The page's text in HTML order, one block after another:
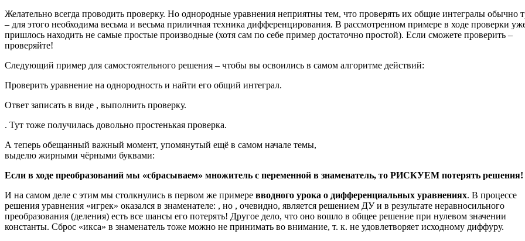
Желательно всегда проводить проверку. Но однородные уравнения неприятны тем, что проверять их общие интегралы обычно
– для этого необходима весьма и весьма приличная техника дифференцирования. В рассмотренном примере в ходе проверки
пришлось находить не самые простые производные (хотя сам по себе пример достаточно простой). Если сможете проверить –
проверяйте!
Следующий пример для самостоятельного решения – чтобы вы освоились в самом алгоритме действий:
Проверить уравнение на однородность и найти его общий интеграл.
Ответ записать в виде , выполнить проверку.
. Тут тоже получилась довольно простенькая проверка.
А теперь обещанный важный момент, упомянутый ещё в самом начале темы,
выделю жирными чёрными буквами:
Если в ходе преобразований мы «сбрасываем» множитель с переменной в знаменатель, то РИСКУЕМ потерять решения!
И на самом деле с этим мы столкнулись в первом же примере вводного урока о дифференциальных уравнениях. В процессе
решения уравнения «игрек» оказался в знаменателе: , но , очевидно, является решением ДУ и в результате неравносильного
преобразования (деления) есть все шансы его потерять! Другое дело, что оно вошло в общее решение при нулевом значении
константы. Сброс «икса» в знаменатель тоже можно не принимать во внимание, т. к. не удовлетворяет исходному диффуру.